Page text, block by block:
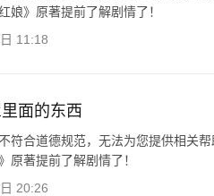
娘》原著提前了解剧情了！
11:18
面的东西
符合道德规范，无法为您提供相关
原著提前了解剧情了！
20:26